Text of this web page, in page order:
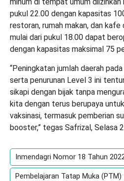
pukul 22.00 dengan kapasitas
restoran, rumah makan, dan kafe
mulai dari pukul 18.00 dapat
dengan kapasitas maksimal 75
“Peningkatan jumlah daerah
serta penurunan Level 3 ini
sikapi dengan bijak tanpa
kita dengan terus berupaya
vaksinasi, termasuk pemberian
booster,” tegas Safrizal, Selasa
Inmendagri Nomor 18 Tahun
Pembelajaran Tatap Muka